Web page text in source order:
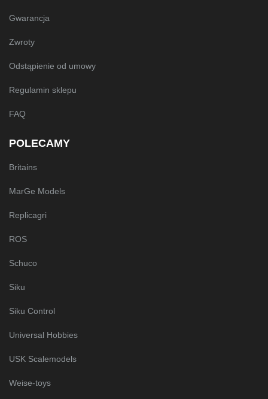
Gwarancja
Zwroty
Odstąpienie od umowy
Regulamin sklepu
FAQ
POLECAMY
Britains
MarGe Models
Replicagri
ROS
Schuco
Siku
Siku Control
Universal Hobbies
USK Scalemodels
Weise-toys